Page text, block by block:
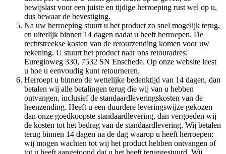
bewijslast voor een juiste en tijdige herroeping rust wel op u,
dus bewaar de bevestiging.
Na uw herroeping stuurt u het product zo snel mogelijk terug,
en uiterlijk binnen 14 dagen nadat u heeft herroepen. De
rechtstreekse kosten van de retourzending komen voor uw
rekening. U stuurt het product naar ons retouradres:
Euregioweg 330, 7532 SN Enschede. Op onze website leest
u hoe u eenvoudig kunt retourneren.
Herroept u binnen de wettelijke bedenktijd van 14 dagen, dan
betalen wij alle betalingen terug die wij van u hebben
ontvangen, inclusief de standaardleveringskosten van de
heenzending. Heeft u een duurdere leveringswijze gekozen
dan onze goedkoopste standaardlevering, dan vergoeden wij
de kosten tot het bedrag van de standaardlevering. Wij betalen
terug binnen 14 dagen na de dag waarop u heeft herroepen;
wij mogen wachten tot wij het product hebben ontvangen of